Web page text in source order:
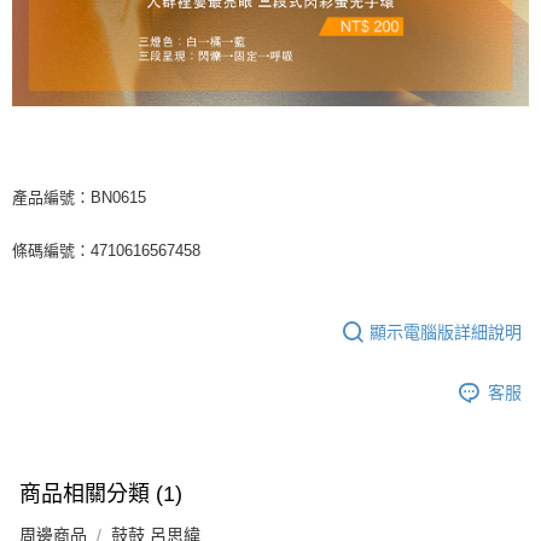
每筆NT$65，滿NT$1,000(含以上)免運費
每筆NT$85，滿NT$1,000(含以上)免運費
產品編號：BN0615
條碼編號：4710616567458
顯示電腦版詳細說明
客服
商品相關分類 (1)
周邊商品 鼓鼓 呂思緯